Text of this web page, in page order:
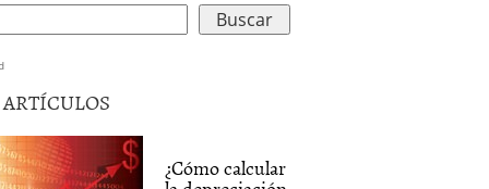
ARTÍCULOS
¿Cómo calcular